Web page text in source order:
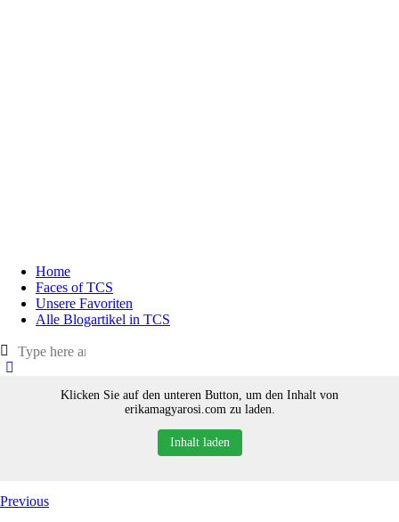
Home
Faces of TCS
Unsere Favoriten
Alle Blogartikel in TCS
Klicken Sie auf den unteren Button, um den Inhalt von
erikamagyarosi.com zu laden.
Inhalt laden
Previous